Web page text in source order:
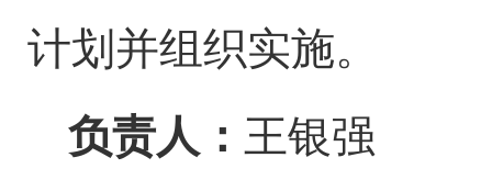
计划并组织实施。
负责人：王银强